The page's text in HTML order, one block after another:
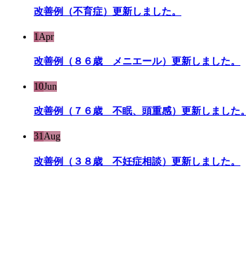
改善例（不育症）更新しました。
1 Apr
改善例（８６歳 メニエール）更新しました。
10Jun
改善例（７６歳 不眠、頭重感）更新しました。
31Aug
改善例（３８歳 不妊症相談）更新しました。